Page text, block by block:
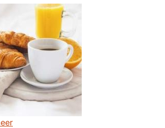
over Luxe ontbijt (Brieleke Sport- en